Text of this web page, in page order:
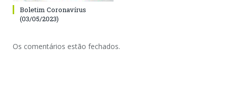
Boletim Coronavírus
(03/05/2023)
Os comentários estão fechados.